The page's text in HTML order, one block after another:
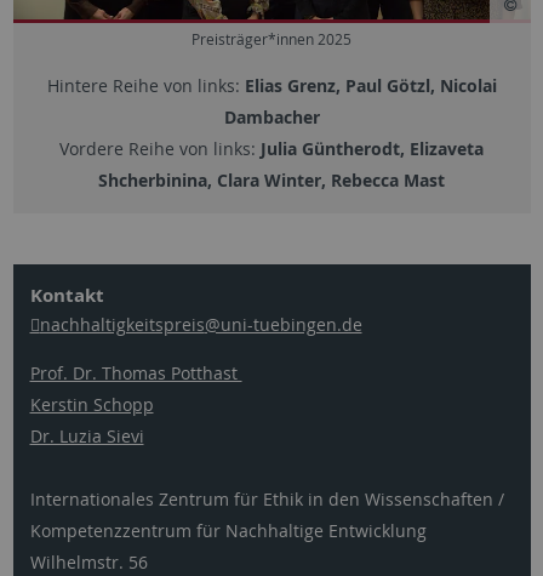
Preisträger*innen 2025
Hintere Reihe von links: Elias Grenz, Paul Götzl, Nicolai
Dambacher
Vordere Reihe von links: Julia Güntherodt, Elizaveta
Shcherbinina, Clara Winter, Rebecca Mast
Kontakt
nachhaltigkeitspreis@uni-tuebingen.de
Prof. Dr. Thomas Potthast
Kerstin Schopp
Dr. Luzia Sievi
Internationales Zentrum für Ethik in den Wissenschaften /
Kompetenzzentrum für Nachhaltige Entwicklung
Wilhelmstr. 56